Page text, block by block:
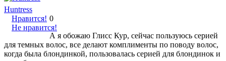
Huntress
Нравится!
Не нравится!
0
А я обожаю Глисс Кур, сейчас пользуюсь серией
для темных волос, все делают комплименты по поводу волос,
когда была блондинкой, пользовалась серией для блондинок и